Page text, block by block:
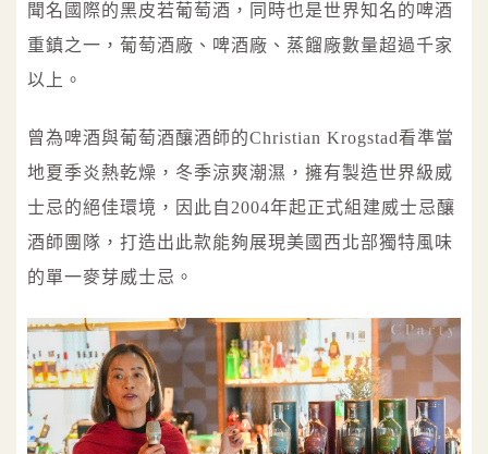
聞名國際的黑皮若葡萄酒，同時也是世界知名的啤酒
重鎮之一，葡萄酒廠、啤酒廠、蒸餾廠數量超過千家
以上。
曾為啤酒與葡萄酒釀酒師的Christian Krogstad看準當
地夏季炎熱乾燥，冬季涼爽潮濕，擁有製造世界級威
士忌的絕佳環境，因此自2004年起正式組建威士忌釀
酒師團隊，打造出此款能夠展現美國西北部獨特風味
的單一麥芽威士忌。